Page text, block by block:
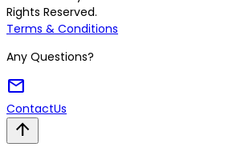
Rights Reserved.
Terms & Conditions
Any Questions?
mail
ContactUs
arrow_upward